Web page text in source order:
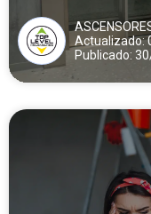
Actualizado:
Publicado: